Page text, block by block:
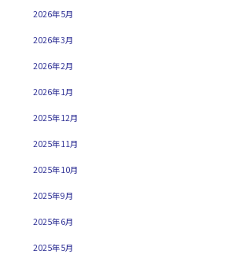
2026年5月
2026年3月
2026年2月
2026年1月
2025年12月
2025年11月
2025年10月
2025年9月
2025年6月
2025年5月